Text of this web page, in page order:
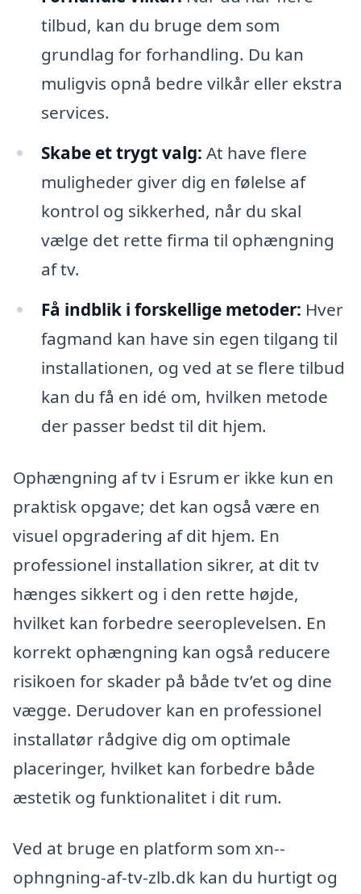
tilbud, kan du bruge dem som
grundlag for forhandling. Du kan
muligvis opnå bedre vilkår eller ekstra
services.
Skabe et trygt valg: At have flere
muligheder giver dig en følelse af
kontrol og sikkerhed, når du skal
vælge det rette firma til ophængning
af tv.
Få indblik i forskellige metoder: Hver
fagmand kan have sin egen tilgang til
installationen, og ved at se flere tilbud
kan du få en idé om, hvilken metode
der passer bedst til dit hjem.
Ophængning af tv i Esrum er ikke kun en
praktisk opgave; det kan også være en
visuel opgradering af dit hjem. En
professionel installation sikrer, at dit tv
hænges sikkert og i den rette højde,
hvilket kan forbedre seeroplevelsen. En
korrekt ophængning kan også reducere
risikoen for skader på både tv’et og dine
vægge. Derudover kan en professionel
installatør rådgive dig om optimale
placeringer, hvilket kan forbedre både
æstetik og funktionalitet i dit rum.
Ved at bruge en platform som xn--
ophngning-af-tv-zlb.dk kan du hurtigt og